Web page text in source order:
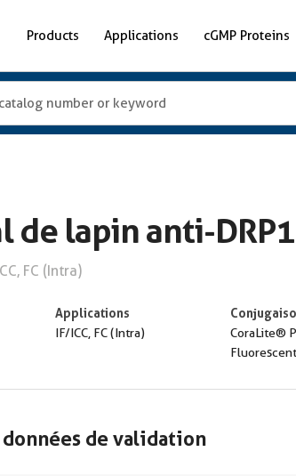
Products Applications cGMP Proteins
de lapin anti-
FC (Intra)
Applications
IF/ICC, FC (Intra)
CoraLite®
de validation